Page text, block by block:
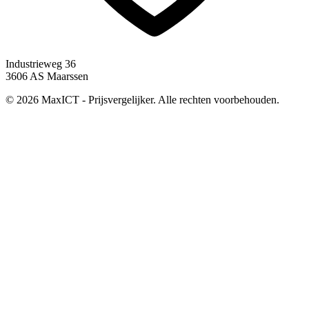
Industrieweg 36
3606 AS Maarssen
© 2026 MaxICT - Prijsvergelijker. Alle rechten voorbehouden.